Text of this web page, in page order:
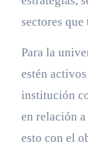
sectores
Para la
estén
institución
en relación
esto con el